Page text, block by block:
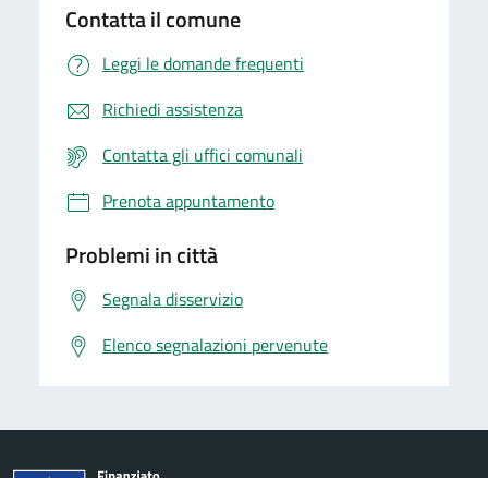
Contatta il comune
Leggi le domande frequenti
Richiedi assistenza
Contatta gli uffici comunali
Prenota appuntamento
Problemi in città
Segnala disservizio
Elenco segnalazioni pervenute